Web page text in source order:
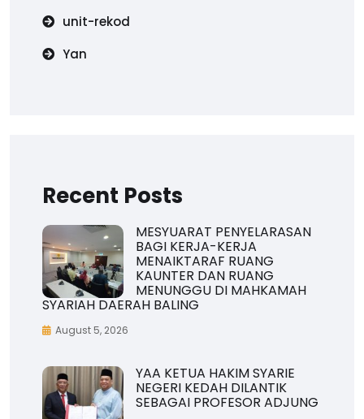
unit-rekod
Yan
Recent Posts
MESYUARAT PENYELARASAN
BAGI KERJA-KERJA
MENAIKTARAF RUANG
KAUNTER DAN RUANG
MENUNGGU DI MAHKAMAH
SYARIAH DAERAH BALING
August 5, 2026
YAA KETUA HAKIM SYARIE
NEGERI KEDAH DILANTIK
SEBAGAI PROFESOR ADJUNG